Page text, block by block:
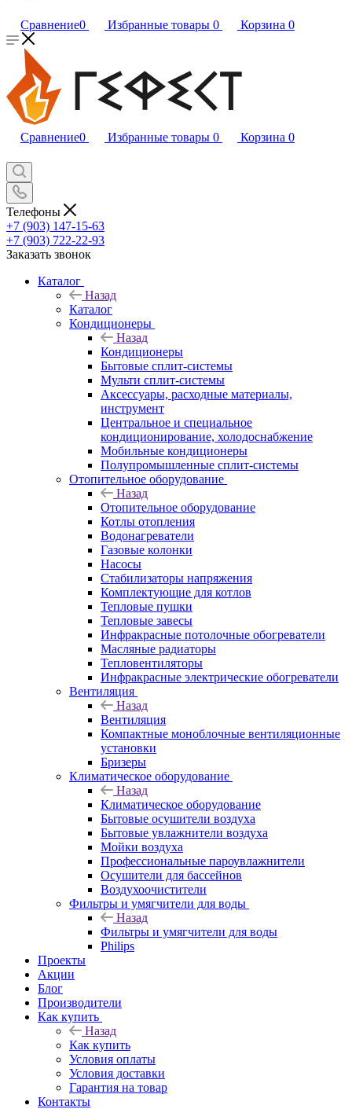
Сравнение0 Избранные товары 0 Корзина 0
Сравнение0 Избранные товары 0 Корзина 0
Телефоны
+7 (903) 147-15-63
+7 (903) 722-22-93
Заказать звонок
Каталог
Назад
Каталог
Кондиционеры
Назад
Кондиционеры
Бытовые сплит-системы
Мульти сплит-системы
Аксессуары, расходные материалы,
инструмент
Центральное и специальное
кондиционирование, холодоснабжение
Мобильные кондиционеры
Полупромышленные сплит-системы
Отопительное оборудование
Назад
Отопительное оборудование
Котлы отопления
Водонагреватели
Газовые колонки
Насосы
Стабилизаторы напряжения
Комплектующие для котлов
Тепловые пушки
Тепловые завесы
Инфракрасные потолочные обогреватели
Масляные радиаторы
Тепловентиляторы
Инфракрасные электрические обогреватели
Вентиляция
Назад
Вентиляция
Компактные моноблочные вентиляционные
установки
Бризеры
Климатическое оборудование
Назад
Климатическое оборудование
Бытовые осушители воздуха
Бытовые увлажнители воздуха
Мойки воздуха
Профессиональные пароувлажнители
Осушители для бассейнов
Воздухоочистители
Фильтры и умягчители для воды
Назад
Фильтры и умягчители для воды
Philips
Проекты
Акции
Блог
Производители
Как купить
Назад
Как купить
Условия оплаты
Условия доставки
Гарантия на товар
Контакты